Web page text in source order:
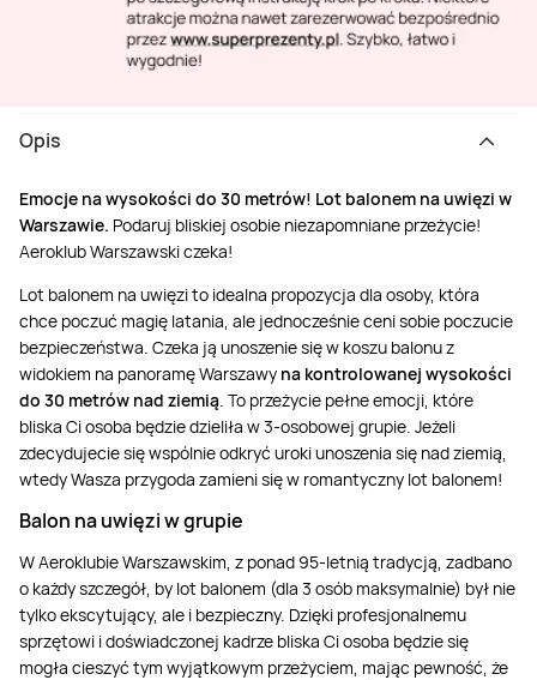
Opis
Emocje na wysokości do 30 metrów! Lot balonem na uwięzi w
Warszawie. Podaruj bliskiej osobie niezapomniane przeżycie!
Aeroklub Warszawski czeka!
Lot balonem na uwięzi to idealna propozycja dla osoby, która
chce poczuć magię latania, ale jednocześnie ceni sobie poczucie
bezpieczeństwa. Czeka ją unoszenie się w koszu balonu z
widokiem na panoramę Warszawy na kontrolowanej wysokości
do 30 metrów nad ziemią . To przeżycie pełne emocji, które
bliska Ci osoba będzie dzieliła w 3-osobowej grupie. Jeżeli
zdecydujecie się wspólnie odkryć uroki unoszenia się nad ziemią,
wtedy Wasza przygoda zamieni się w romantyczny lot balonem!
Balon na uwięzi w grupie
W Aeroklubie Warszawskim, z ponad 95-letnią tradycją, zadbano
o każdy szczegół, by lot balonem (dla 3 osób maksymalnie) był nie
tylko ekscytujący, ale i bezpieczny. Dzięki profesjonalnemu
sprzętowi i doświadczonej kadrze bliska Ci osoba będzie się
mogła cieszyć tym wyjątkowym przeżyciem, mając pewność, że